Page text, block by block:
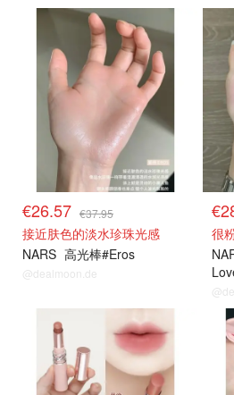
€26.57 €37.95
接近肤色的淡水珍珠光感
NARS 高光棒#Eros
@dealmoon.de
很